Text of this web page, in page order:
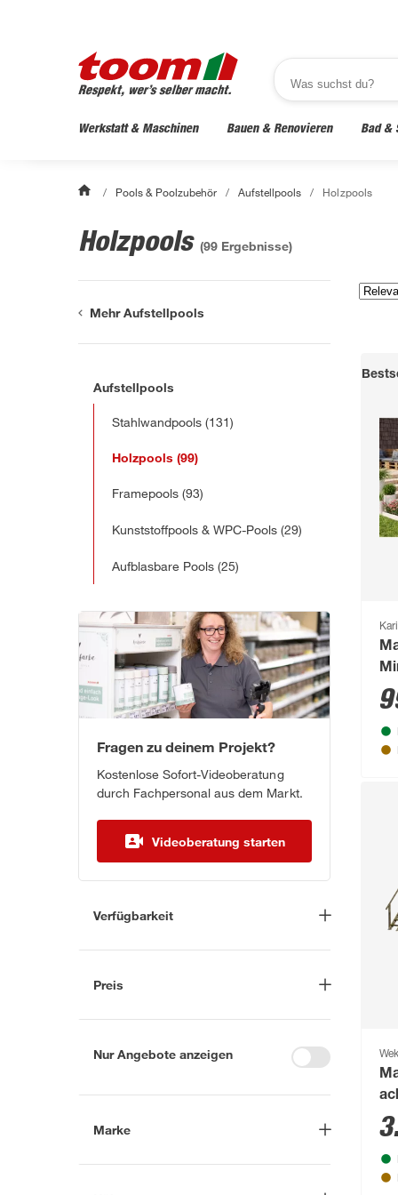
Werkstatt & Maschinen Bauen & Renovieren Bad &
/ Pools & Poolzubehör / Aufstellpools / Holzpools
Holzpools (99 Ergebnisse)
Mehr Aufstellpools
Aufstellpools
Stahlwandpools (131)
Holzpools (99)
Framepools (93)
Kunststoffpools & WPC-Pools (29)
Aufblasbare Pools (25)
Fragen zu deinem Projekt?
Kostenlose Sofort-Videoberatung
durch Fachpersonal aus dem Markt.
Videoberatung starten
Verfügbarkeit
Lieferung nach Hause (78)
bestellbar (92)
Preis
Nur Angebote anzeigen
Marke